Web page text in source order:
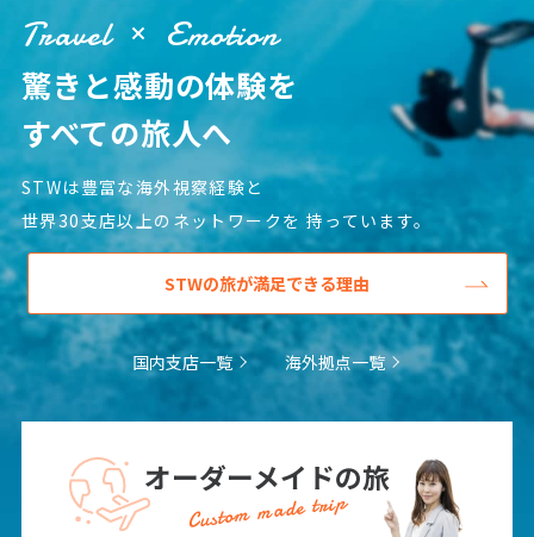
Travel Emotion
驚きと感動の体験を
すべての旅人へ
STWは豊富な海外視察経験と
世界30支店以上のネットワークを 持っています。
STWの旅が満足できる理由
国内支店一覧 海外拠点一覧
オーダーメイドの旅
Custom made trip